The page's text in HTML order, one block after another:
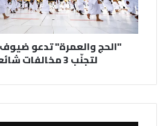
3
مخالفات
شائعة
"الحج والعمرة" تدعو
لتجنّب 3 مخالفات شائعة